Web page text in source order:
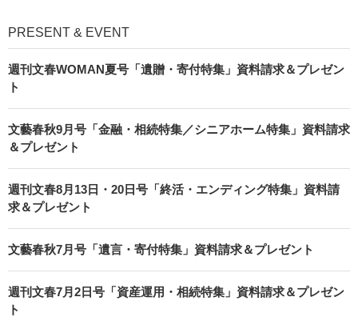
PRESENT & EVENT
週刊文春WOMAN夏号「遺贈・寄付特集」資料請求＆プレゼン
ト
文藝春秋9月号「金融・相続特集／シニアホーム特集」資料請求
＆プレゼント
週刊文春8月13日・20日号「終活・エンディング特集」資料請
求＆プレゼント
文藝春秋7月号「遺言・寄付特集」資料請求＆プレゼント
週刊文春7月2日号「資産運用・相続特集」資料請求＆プレゼン
ト